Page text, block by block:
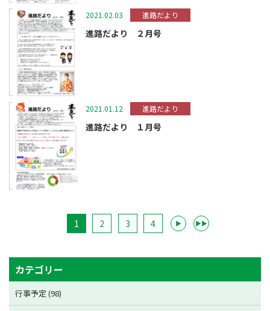
2021.02.03 進路だより
進路だより ２月号
2021.01.12 進路だより
進路だより １月号
1 2 3 4 ▶ ▶▶
カテゴリー
行事予定 (98)